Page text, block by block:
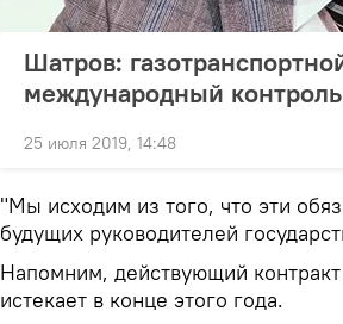
Шатров:
международный контроль
25 июля 2019, 14:48
"Мы исходим из того, что эти
будущих руководителей
Напомним, действующий контракт
истекает в конце этого года.